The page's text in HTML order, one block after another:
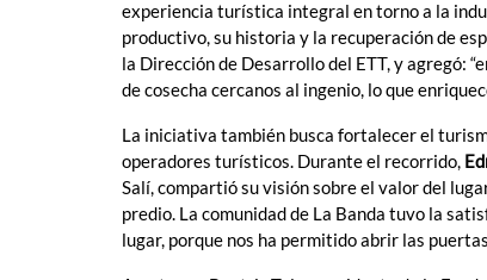
experiencia turística integral en torno a la
productivo, su historia y la recuperación de
la Dirección de Desarrollo del ETT, y agregó:
de cosecha cercanos al ingenio, lo que
La iniciativa también busca fortalecer el
operadores turísticos. Durante el recorrido,
Salí, compartió su visión sobre el valor del
predio. La comunidad de La Banda tuvo la
lugar, porque nos ha permitido abrir las